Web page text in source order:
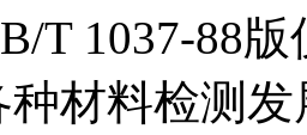
T 1037-88
种材料检测